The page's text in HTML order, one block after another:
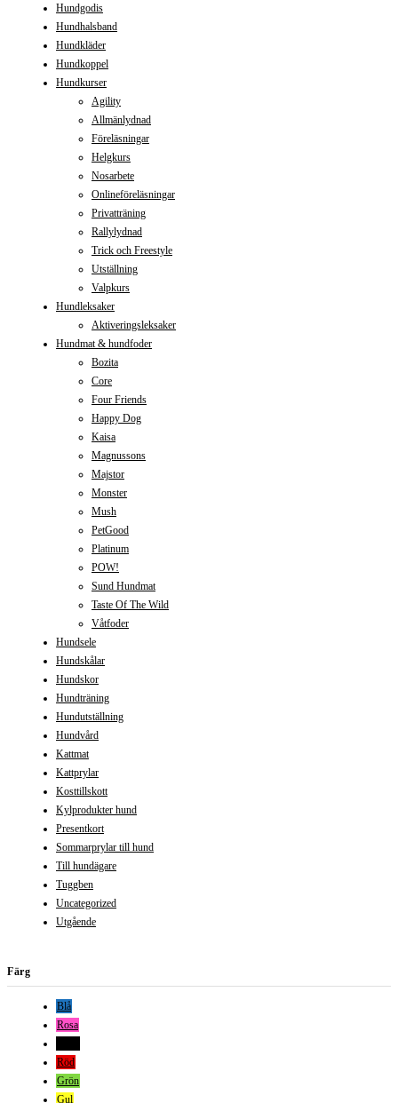
Hundgodis
Hundhalsband
Hundkläder
Hundkoppel
Hundkurser
Agility
Allmänlydnad
Föreläsningar
Helgkurs
Nosarbete
Onlineföreläsningar
Privatträning
Rallylydnad
Trick och Freestyle
Utställning
Valpkurs
Hundleksaker
Aktiveringsleksaker
Hundmat & hundfoder
Bozita
Core
Four Friends
Happy Dog
Kaisa
Magnussons
Majstor
Monster
Mush
PetGood
Platinum
POW!
Sund Hundmat
Taste Of The Wild
Våtfoder
Hundsele
Hundskålar
Hundskor
Hundträning
Hundutställning
Hundvård
Kattmat
Kattprylar
Kosttillskott
Kylprodukter hund
Presentkort
Sommarprylar till hund
Till hundägare
Tuggben
Uncategorized
Utgående
Färg
Blå
Rosa
Röd
Grön
Gul